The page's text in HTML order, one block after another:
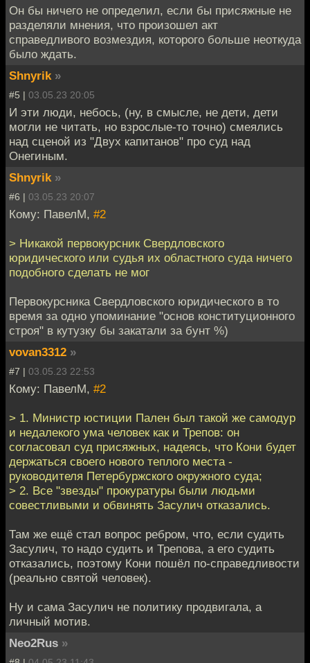
Он бы ничего не определил, если бы присяжные не
разделяли мнения, что произошел акт
справедливого возмездия, которого больше неоткуда
было ждать.
Shnyrik »
#5 | 03.05.23 20:05
И эти люди, небось, (ну, в смысле, не дети, дети
могли не читать, но взрослые-то точно) смеялись
над сценой из "Двух капитанов" про суд над
Онегиным.
Shnyrik »
#6 | 03.05.23 20:07
Кому: ПавелМ, #2
> Никакой первокурсник Свердловского
юридического или судья их областного суда ничего
подобного сделать не мог
Первокурсника Свердловского юридического в то
время за одно упоминание "основ конституционного
строя" в кутузку бы закатали за бунт %)
vovan3312 »
#7 | 03.05.23 22:53
Кому: ПавелМ, #2
> 1. Министр юстиции Пален был такой же самодур
и недалекого ума человек как и Трепов: он
согласовал суд присяжных, надеясь, что Кони будет
держаться своего нового теплого места -
руководителя Петербуржского окружного суда;
> 2. Все "звезды" прокуратуры были людьми
совестливыми и обвинять Засулич отказались.
Там же ещё стал вопрос ребром, что, если судить
Засулич, то надо судить и Трепова, а его судить
отказались, поэтому Кони пошёл по-справедливости
(реально святой человек).
Ну и сама Засулич не политику продвигала, а
личный мотив.
Neo2Rus »